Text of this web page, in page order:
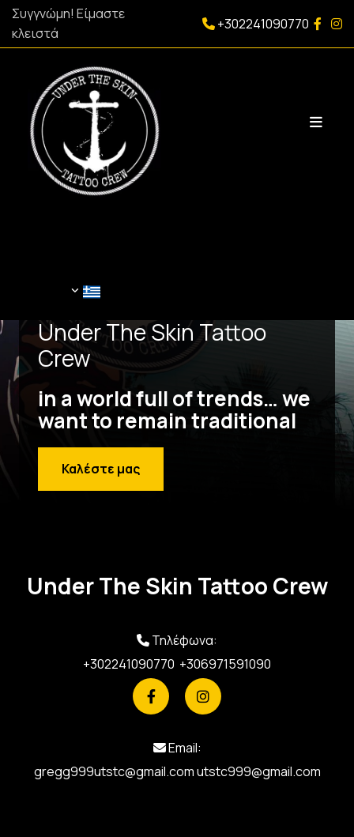
Συγγνώμη! Είμαστε
κλειστά
 +302241090770  
Under The Skin Tattoo
Crew
in a world full of trends… we
want to remain traditional
Καλέστε μας
Under The Skin Tattoo Crew
 Τηλέφωνα:
+302241090770 +306971591090
Email:
gregg999utstc@gmail.comutstc999@gmail.com